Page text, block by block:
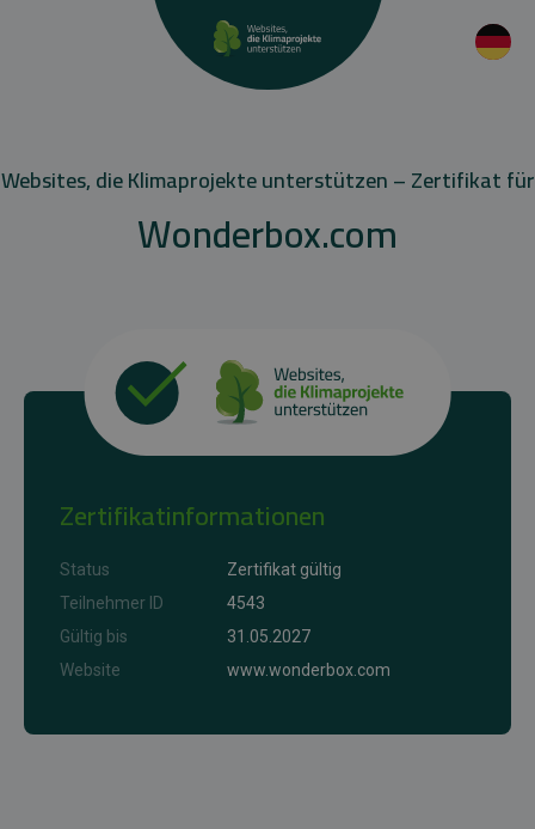
Websites, die Klimaprojekte unterstützen – Zertifikat für
Wonderbox.com
Zertifikatinformationen
Status
Zertifikat gültig
Teilnehmer ID
4543
Gültig bis
31.05.2027
Website
www.wonderbox.com